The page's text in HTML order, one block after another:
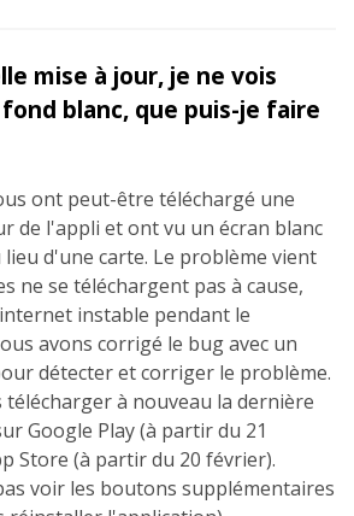
mise à jour, je ne vois
blanc, que puis-je faire
ont peut-être téléchargé une
de l'appli et ont vu un écran blanc
d'une carte. Le problème vient
ne se téléchargent pas à cause,
instable pendant le
avons corrigé le bug avec un
détecter et corriger le problème.
télécharger à nouveau la dernière
Google Play (à partir du 21
Store (à partir du 20 février).
voir les boutons supplémentaires